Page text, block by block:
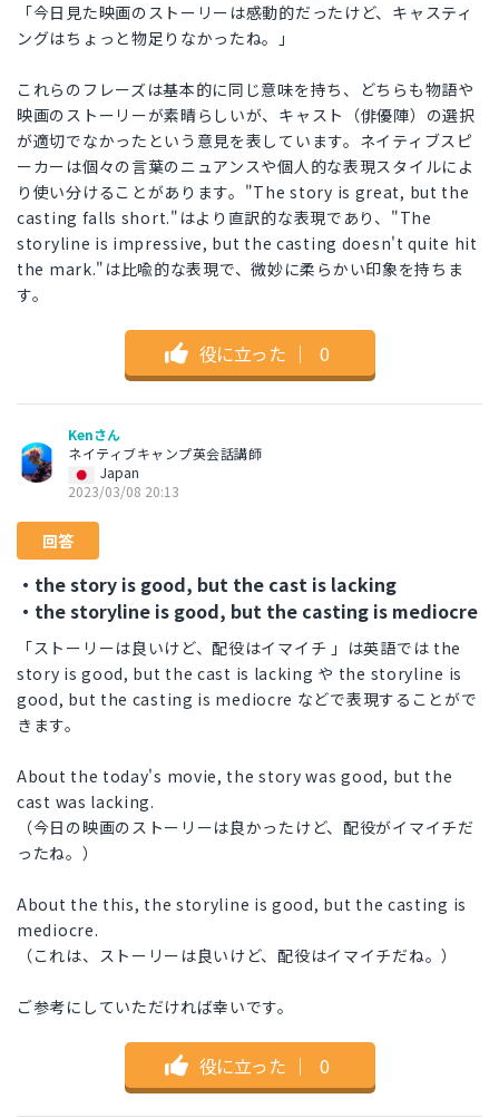
「今日見た映画のストーリーは感動的だったけど、キャスティ
ングはちょっと物足りなかったね。」
これらのフレーズは基本的に同じ意味を持ち、どちらも物語や
映画のストーリーが素晴らしいが、キャスト（俳優陣）の選択
が適切でなかったという意見を表しています。ネイティブスピ
ーカーは個々の言葉のニュアンスや個人的な表現スタイルによ
り使い分けることがあります。"The story is great, but the
casting falls short."はより直訳的な表現であり、"The
storyline is impressive, but the casting doesn't quite hit
the mark."は比喩的な表現で、微妙に柔らかい印象を持ちま
す。
役に立った ｜ 0
Kenさん
ネイティブキャンプ英会話講師
Japan
2023/03/08 20:13
回答
・the story is good, but the cast is lacking
・the storyline is good, but the casting is mediocre
「ストーリーは良いけど、配役はイマイチ 」は英語では the
story is good, but the cast is lacking や the storyline is
good, but the casting is mediocre などで表現することがで
きます。
About the today's movie, the story was good, but the
cast was lacking.
（今日の映画のストーリーは良かったけど、配役がイマイチだ
ったね。）
About the this, the storyline is good, but the casting is
mediocre.
（これは、ストーリーは良いけど、配役はイマイチだね。）
ご参考にしていただければ幸いです。
役に立った ｜ 0